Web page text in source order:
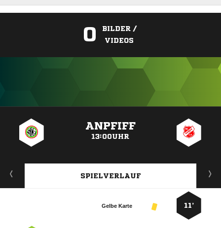
0
BILDER /
VIDEOS
ANPFIFF
13:00UHR
SPIELVERLAUF
11’
Gelbe Karte